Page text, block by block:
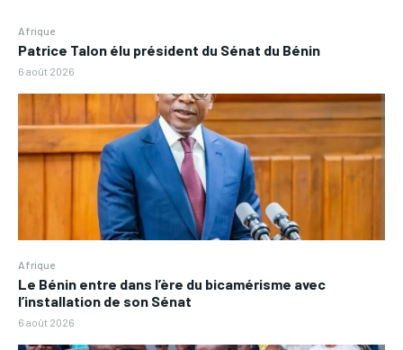
Afrique
Patrice Talon élu président du Sénat du Bénin
6 août 2026
Afrique
Le Bénin entre dans l’ère du bicamérisme avec
l’installation de son Sénat
6 août 2026